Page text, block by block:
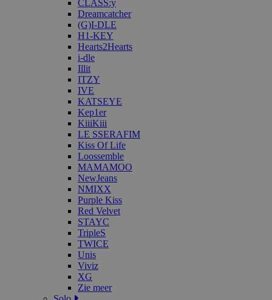
CLASS:y
Dreamcatcher
(G)I-DLE
H1-KEY
Hearts2Hearts
i-dle
Illit
ITZY
IVE
KATSEYE
Kep1er
KiiiKiii
LE SSERAFIM
Kiss Of Life
Loossemble
MAMAMOO
NewJeans
NMIXX
Purple Kiss
Red Velvet
STAYC
TripleS
TWICE
Unis
Viviz
XG
Zie meer